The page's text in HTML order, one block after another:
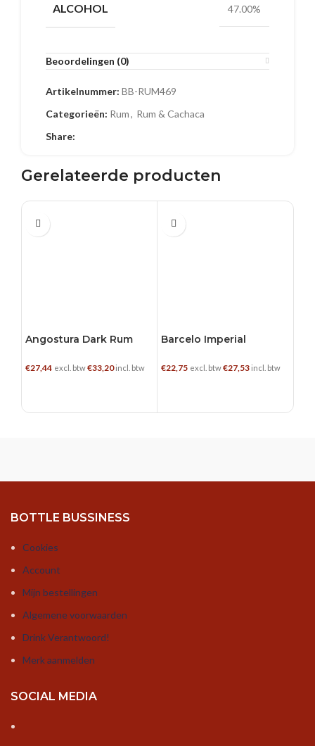
ALCOHOL 47.00%
Beoordelingen (0)
Artikelnummer: BB-RUM469
Categorieën: Rum, Rum & Cachaca
Share:
Gerelateerde producten
0.7 L
Angostura Dark Rum
€27,44 excl. btw€33,20incl. btw
0.7 L
Barcelo Imperial
€22,75 excl. btw€27,53 incl. btw
BOTTLE BUSSINESS
Cookies
Account
Mijn bestellingen
Algemene voorwaarden
Drink Verantwoord!
Merk aanmelden
SOCIAL MEDIA